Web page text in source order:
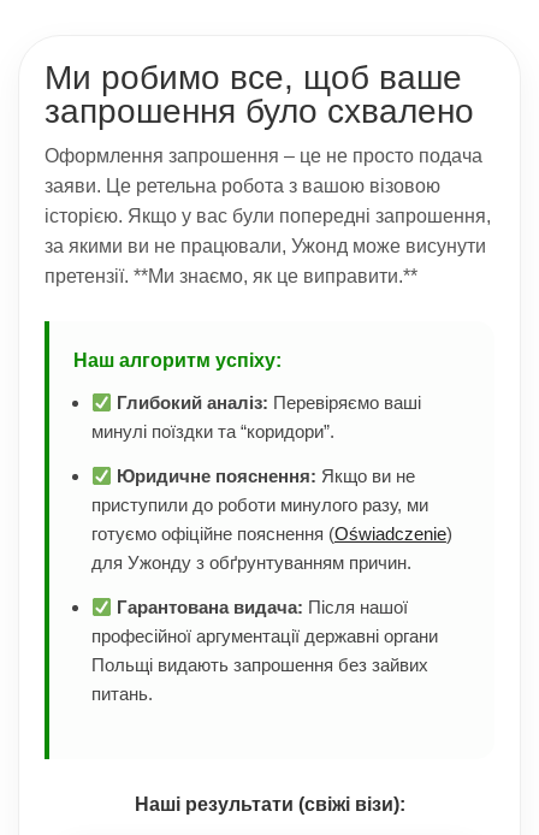
Ми робимо все, щоб ваше
запрошення було схвалено
Оформлення запрошення – це не просто подача
заяви. Це ретельна робота з вашою візовою
історією. Якщо у вас були попередні запрошення,
за якими ви не працювали, Ужонд може висунути
претензії. **Ми знаємо, як це виправити.**
Наш алгоритм успіху:
Глибокий аналіз: Перевіряємо ваші
минулі поїздки та “коридори”.
Юридичне пояснення: Якщо ви не
приступили до роботи минулого разу, ми
готуємо офіційне пояснення (Oświadczenie)
для Ужонду з обґрунтуванням причин.
Гарантована видача: Після нашої
професійної аргументації державні органи
Польщі видають запрошення без зайвих
питань.
Наші результати (свіжі візи):